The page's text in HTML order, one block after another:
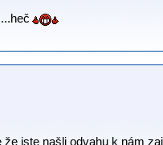
jste našli odvahu k nám